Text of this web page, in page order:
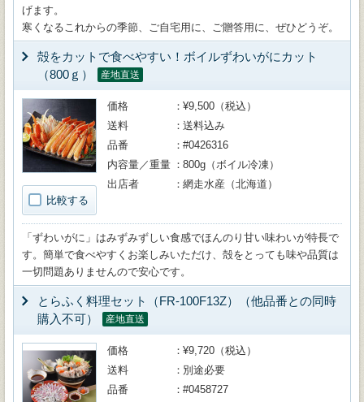
げます。
寒くなるこれからの季節、ご自宅用に、ご贈答用に、ぜひどうぞ。
殻をカットで食べやすい！ボイルずわいがにカット
（800ｇ）
産地直送
比較する
価格
¥9,500（税込）
送料
送料込み
品番
#0426316
内容量／重量
800g（ボイル冷凍）
出店者
網走水産（北海道）
「ずわいがに」はみずみずしい食感でほんのり甘い味わいが特長で
す。簡単で食べやすくお楽しみいただけ、殻をとっても味や品質は
一切問題ありませんので安心です。
とらふく料理セット（FR-100F13Z）（他品番との同時
購入不可）
産地直送
価格
¥9,720（税込）
送料
別途必要
品番
#0458727